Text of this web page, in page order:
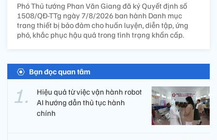
Phó Thủ tướng Phan Văn Giang đã ký Quyết định số
1508/QĐ-TTg ngày 7/8/2026 ban hành Danh mục
trang thiết bị bảo đảm cho huấn luyện, diễn tập, ứng
phó, khắc phục hậu quả trong tình trạng khẩn cấp.
Bạn đọc quan tâm
Hiệu quả từ việc vận hành robot
AI hướng dẫn thủ tục hành
chính